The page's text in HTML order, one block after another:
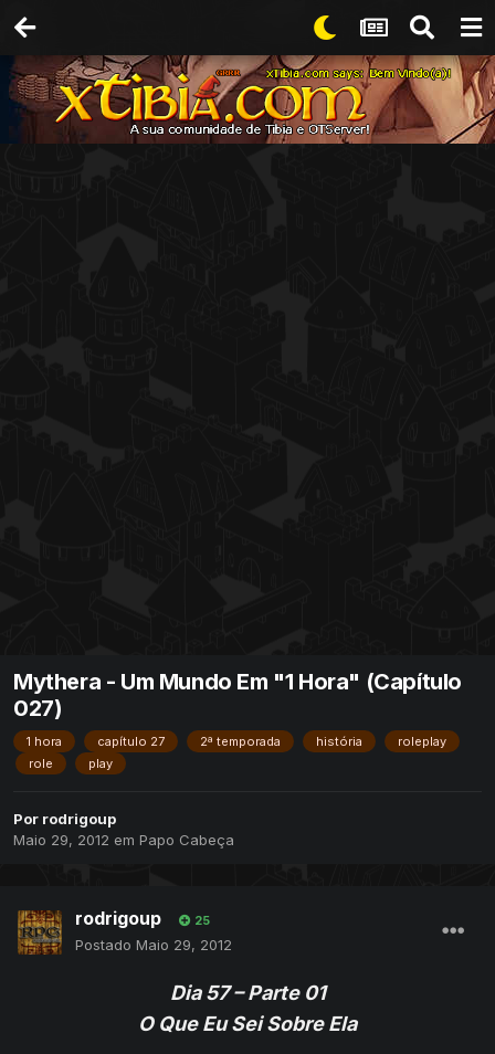
Mythera - Um Mundo Em "1 Hora" (Capítulo
027)
1 hora capítulo 27 2ª temporada história
roleplay
role
play
Por rodrigoup
Maio 29, 2012 em Papo Cabeça
rodrigoup 25
Postado Maio 29, 2012
Dia 57 – Parte 01
O Que Eu Sei Sobre Ela